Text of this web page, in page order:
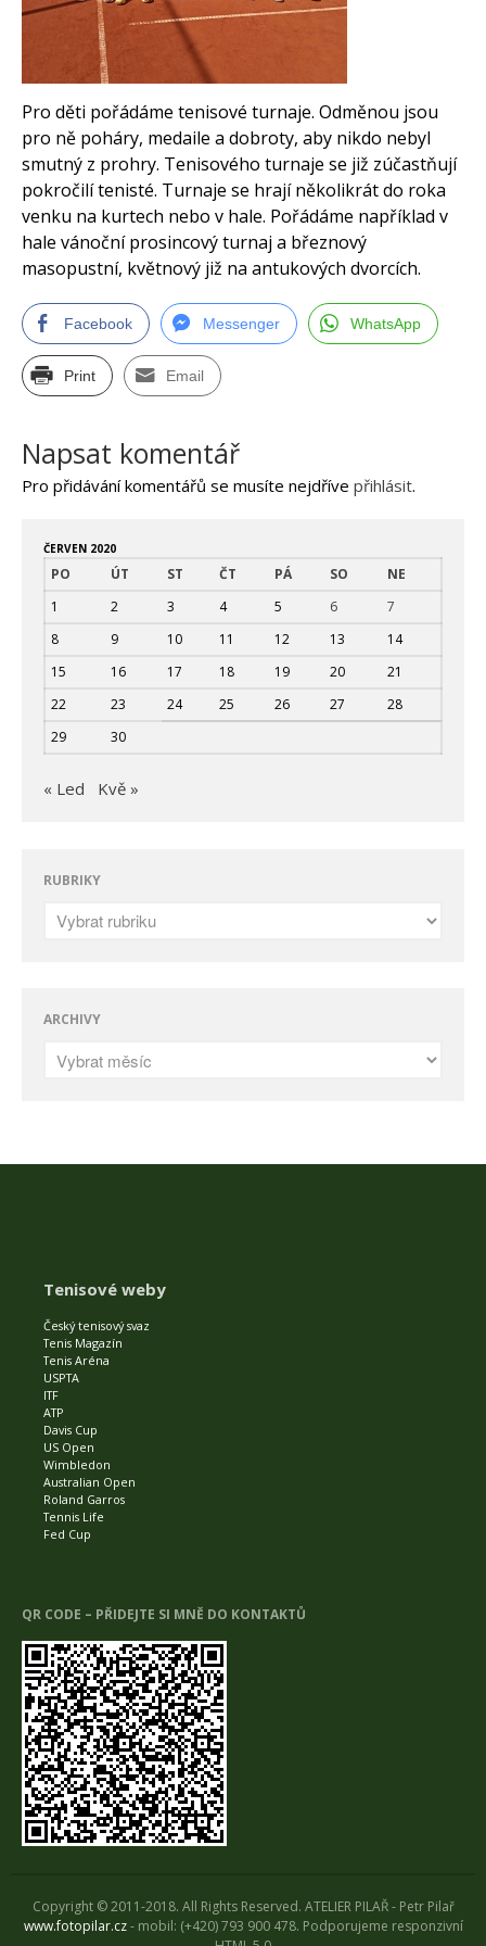
melicherova.mirka@se
Na Korunce 580/580,
190 11 Praha-
Běchovice, Česko
Tenisová škola Melicherová
Tenisová škola Praha,
tenisová hala a tenisové
kurty,tenisový trenér, tenisová
dovolená a tenisové vikendy,
tenisové kurzy Praha.
turnaje, Tenisový trenér,
Příměstské tenisové kempy
Pro děti pořádáme tenisové turnaje. Odměnou jsou
pro ně poháry, medaile a dobroty, aby nikdo nebyl
smutný z prohry. Tenisového turnaje se již zúčastňují
pokročilí tenisté. Turnaje se hrají několikrát do roka
venku na kurtech nebo v hale. Pořádáme například v
hale vánoční prosincový turnaj a březnový
masopustní, květnový již na antukových dvorcích.
Facebook Messenger WhatsApp
Print Email
Napsat komentář
Pro přidávání komentářů se musíte nejdříve přihlásit.
ČERVEN 2020
PO ÚT ST ČT PÁ SO
NE
1
2 3 4 5 6
7
8
9 10 11 12 13
14
15
16 17 18 19 20
21
22
23 24 25 26 27
28
29
30
« Led Kvě »
RUBRIKY
ARCHIVY
Tenisové weby
Český tenisový svaz
Tenis Magazín
Tenis Aréna
USPTA
ITF
ATP
Davis Cup
US Open
Wimbledon
Australian Open
Roland Garros
Tennis Life
Fed Cup
QR CODE – PŘIDEJTE SI MNĚ DO KONTAKTŮ
Copyright © 2011-2018. All Rights Reserved. ATELIER PILAŘ - Petr Pilař
www.fotopilar.cz- mobil: (+420) 793 900 478. Podporujeme responzivní